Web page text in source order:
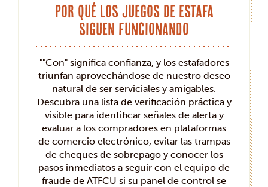
Por qué los juegos de estafa
siguen funcionando
""Con" significa confianza, y los estafadores
triunfan aprovechándose de nuestro deseo
natural de ser serviciales y amigables.
Descubra una lista de verificación práctica y
visible para identificar señales de alerta y
evaluar a los compradores en plataformas
de comercio electrónico, evitar las trampas
de cheques de sobrepago y conocer los
pasos inmediatos a seguir con el equipo de
fraude de ATFCU si su panel de control se